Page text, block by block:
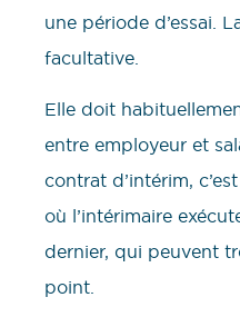
une période d’essai.
facultative.
Elle doit
entre employeur et
contrat d’intérim,
où l’intérimaire
dernier, qui peuvent
point.